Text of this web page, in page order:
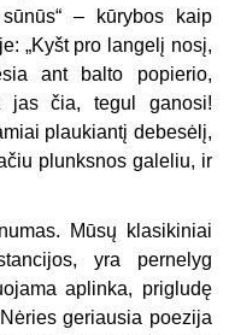
– kūrybos kaip
„Kyšt pro langelį nosį,
ant balto popierio,
jas čia, tegul ganosi!
plaukiantį debesėlį,
plunksnos galeliu, ir
Mūsų klasikiniai
yra pernelyg
aplinka, prigludę
geriausia poezija